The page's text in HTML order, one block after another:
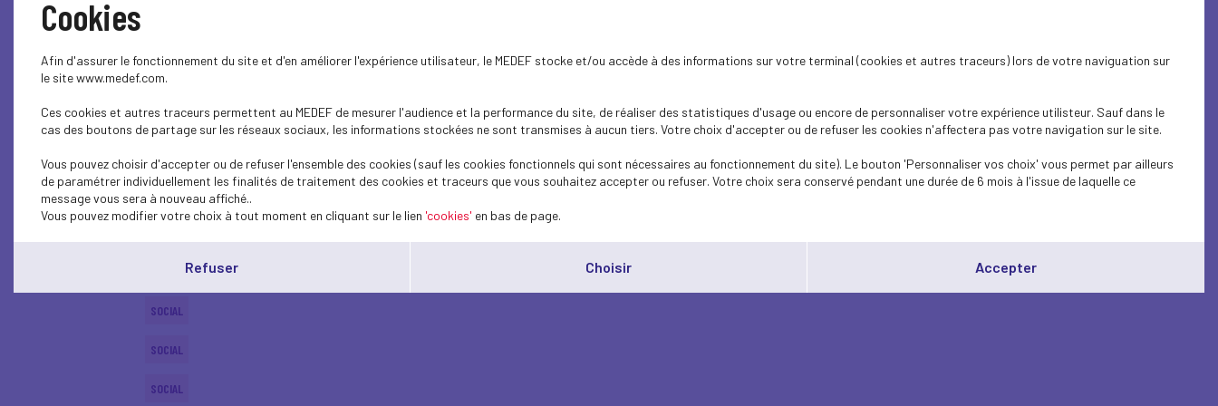
SOCIAL
PROFESSIONAL TRAINING
SOCIAL
SOCIAL
SOCIAL
SOCIAL
Cookies
Afin d'assurer le fonctionnement du site et d'en améliorer l'expérience utilisateur, le MEDEF stocke et/ou accède à des informations sur votre terminal (cookies et autres traceurs) lors de votre naviguation sur
le site www.medef.com.
Ces cookies et autres traceurs permettent au MEDEF de mesurer l'audience et la performance du site, de réaliser des statistiques d'usage ou encore de personnaliser votre expérience utilisteur. Sauf dans le
cas des boutons de partage sur les réseaux sociaux, les informations stockées ne sont transmises à aucun tiers. Votre choix d'accepter ou de refuser les cookies n'affectera pas votre navigation sur le site.
Vous pouvez choisir d'accepter ou de refuser l'ensemble des cookies (sauf les cookies fonctionnels qui sont nécessaires au fonctionnement du site). Le bouton 'Personnaliser vos choix' vous permet par ailleurs
de paramétrer individuellement les finalités de traitement des cookies et traceurs que vous souhaitez accepter ou refuser. Votre choix sera conservé pendant une durée de 6 mois à l'issue de laquelle ce
message vous sera à nouveau affiché..
Vous pouvez modifier votre choix à tout moment en cliquant sur le lien 'cookies' en bas de page.
Refuser Choisir Accepter